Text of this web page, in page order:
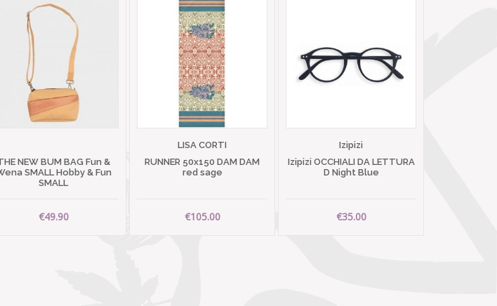
NEW BUM BAG Fun &
SMALL Hobby & Fun
SMALL
€49.90
LISA CORTI
RUNNER 50x150 DAM DAM
red sage
€105.00
Izipizi
Izipizi OCCHIALI DA LETTURA
D Night Blue
€35.00